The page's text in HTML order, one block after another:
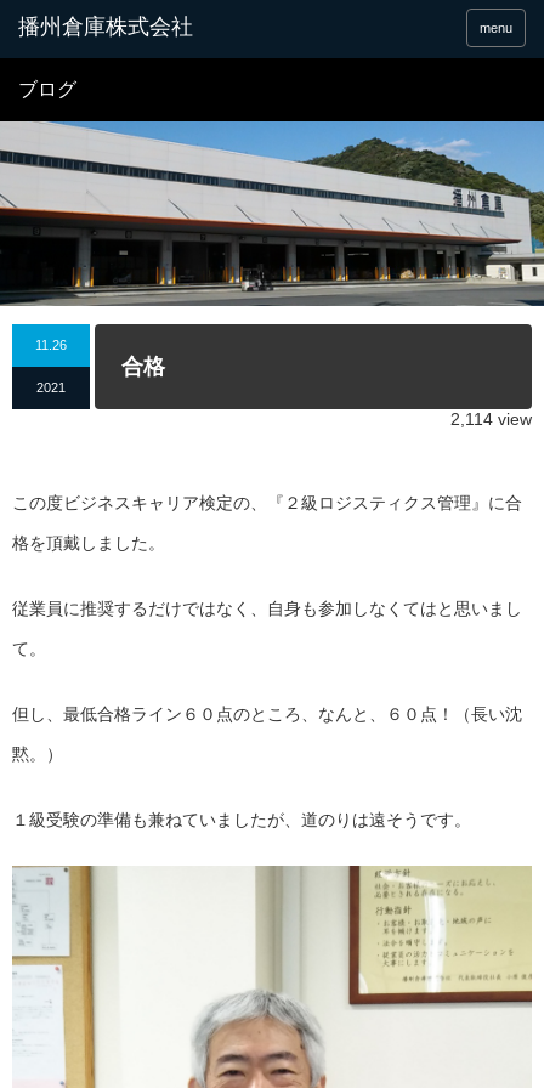
menu
ブログ
11.26
2021
合格
2,114 view
この度ビジネスキャリア検定の、『２級ロジスティクス管理』に合
格を頂戴しました。
従業員に推奨するだけではなく、自身も参加しなくてはと思いまし
て。
但し、最低合格ライン６０点のところ、なんと、６０点！（長い沈
黙。）
１級受験の準備も兼ねていましたが、道のりは遠そうです。